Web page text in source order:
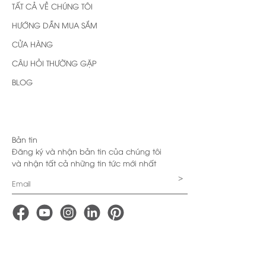
TẤT CẢ VỀ CHÚNG TÔI
HƯỚNG DẪN MUA SẮM
CỬA HÀNG
CÂU HỎI THƯỜNG GẶP
BLOG
Bản tin
Đăng ký và nhận bản tin của chúng tôi
và nhận tất cả những tin tức mới nhất